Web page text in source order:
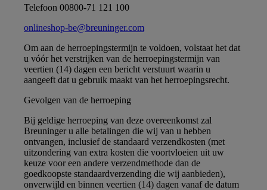
Telefoon 00800-71 121 100
onlineshop-be@breuninger.com
Om aan de herroepingstermijn te voldoen, volstaat het dat
u vóór het verstrijken van de herroepingstermijn van
veertien (14) dagen een bericht verstuurt waarin u
aangeeft dat u gebruik maakt van het herroepingsrecht.
Gevolgen van de herroeping
Bij geldige herroeping van deze overeenkomst zal
Breuninger u alle betalingen die wij van u hebben
ontvangen, inclusief de standaard verzendkosten (met
uitzondering van extra kosten die voortvloeien uit uw
keuze voor een andere verzendmethode dan de
goedkoopste standaardverzending die wij aanbieden),
onverwijld en binnen veertien (14) dagen vanaf de datum